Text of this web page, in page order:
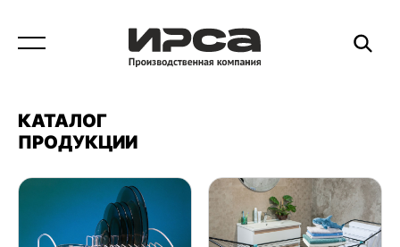
КАТАЛОГ
ПРОДУКЦИИ